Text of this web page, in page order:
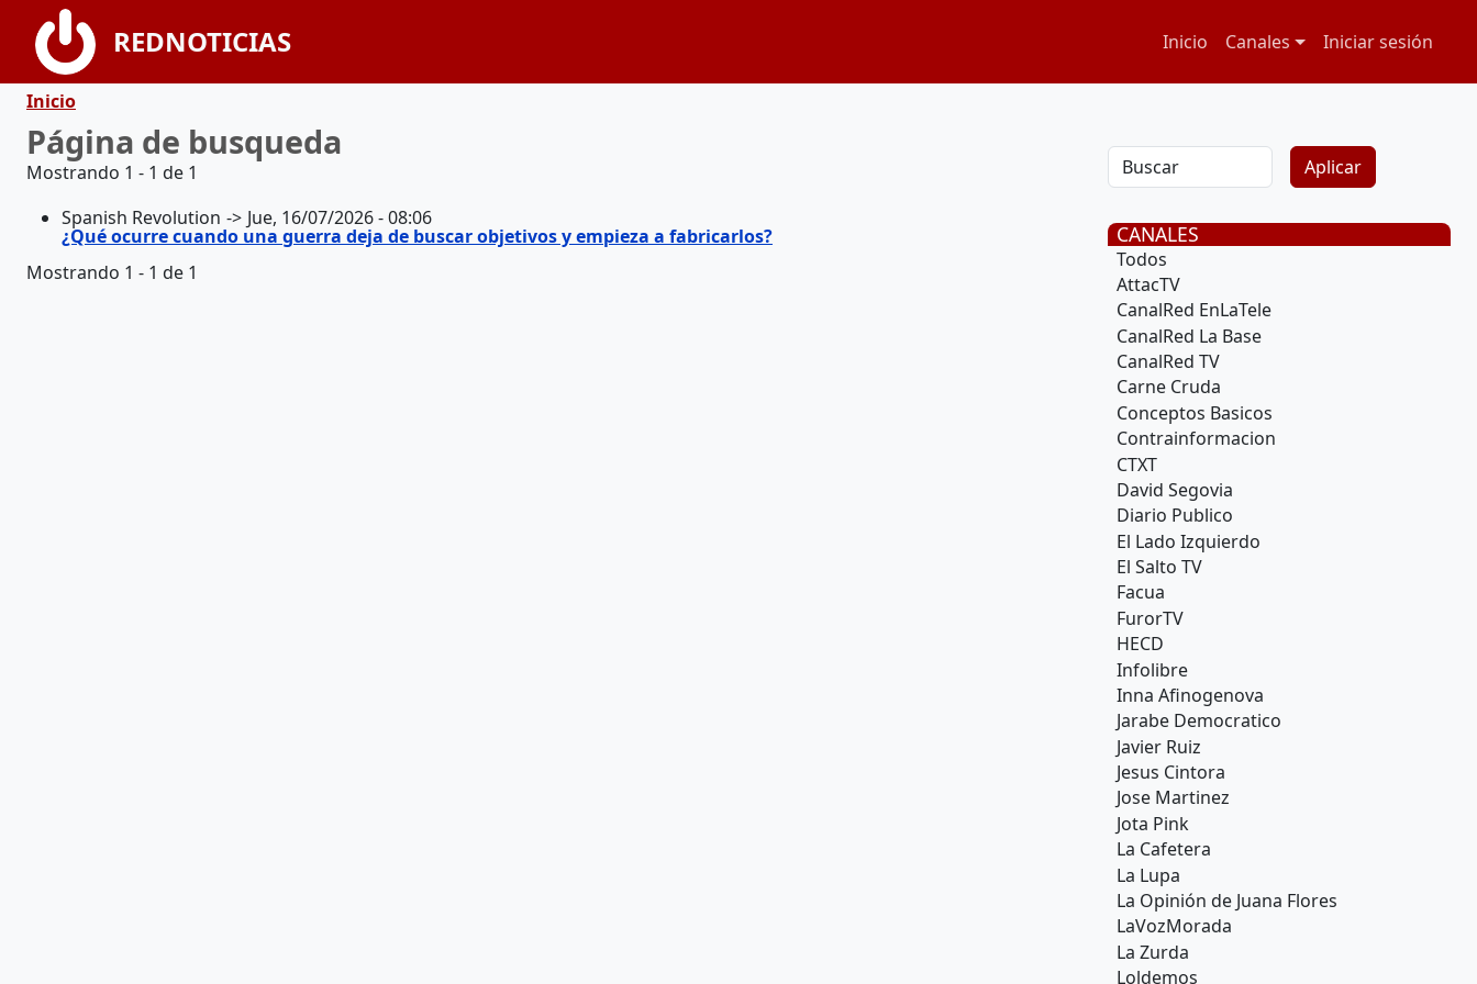
Pasar al contenido principal
REDNOTICIAS Navegación principal
Inicio Canales Menú de
Iniciar sesión
Ruta de navegación
Inicio
Página de busqueda
Mostrando 1 - 1 de 1
Spanish Revolution
Jue, 16/07/2026 - 08:06
¿Qué ocurre cuando una guerra deja de buscar objetivos y empieza a fabricarlos?
Mostrando 1 - 1 de 1
CANALES
Todos
AttacTV
CanalRed EnLaTele
CanalRed La Base
CanalRed TV
Carne Cruda
Conceptos Basicos
Contrainformacion
CTXT
David Segovia
Diario Publico
El Lado Izquierdo
El Salto TV
Facua
FurorTV
HECD
Infolibre
Inna Afinogenova
Jarabe Democratico
Javier Ruiz
Jesus Cintora
Jose Martinez
Jota Pink
La Cafetera
La Lupa
La Opinión de Juana Flores
LaVozMorada
La Zurda
Loldemos